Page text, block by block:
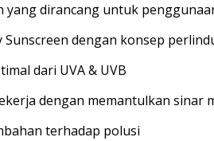
yang dirancang untuk
Sunscreen dengan konsep
dari UVA & UVB
dengan memantulkan sinar
terhadap polusi